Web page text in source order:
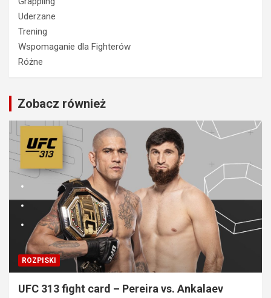
Uderzane
Trening
Wspomaganie dla Fighterów
Różne
Zobacz również
ROZPISKI
UFC 313 fight card – Pereira vs. Ankalaev